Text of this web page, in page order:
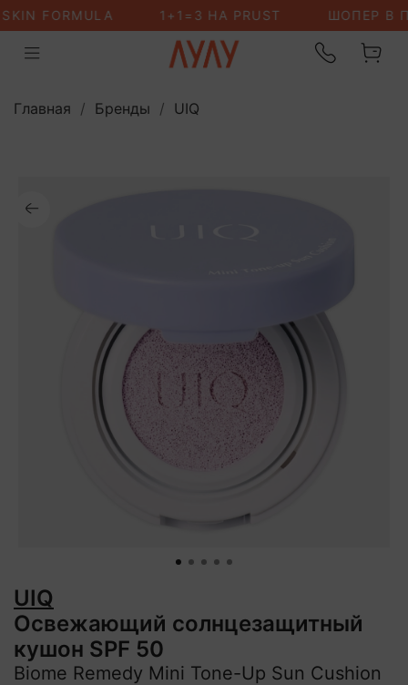
Главная Бренды UIQ
UIQ
Освежающий солнцезащитный
кушон SPF 50
Biome Remedy Mini Tone-Up Sun Cushion